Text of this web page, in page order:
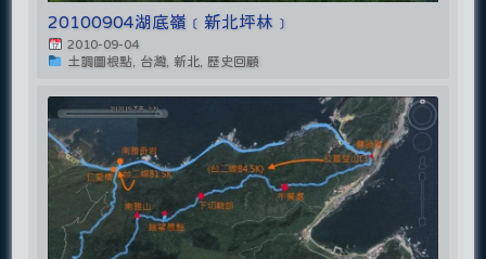
20100904湖底嶺﹝新北坪林﹞
2010-09-04
土調圖根點, 台灣, 新北, 歷史回顧